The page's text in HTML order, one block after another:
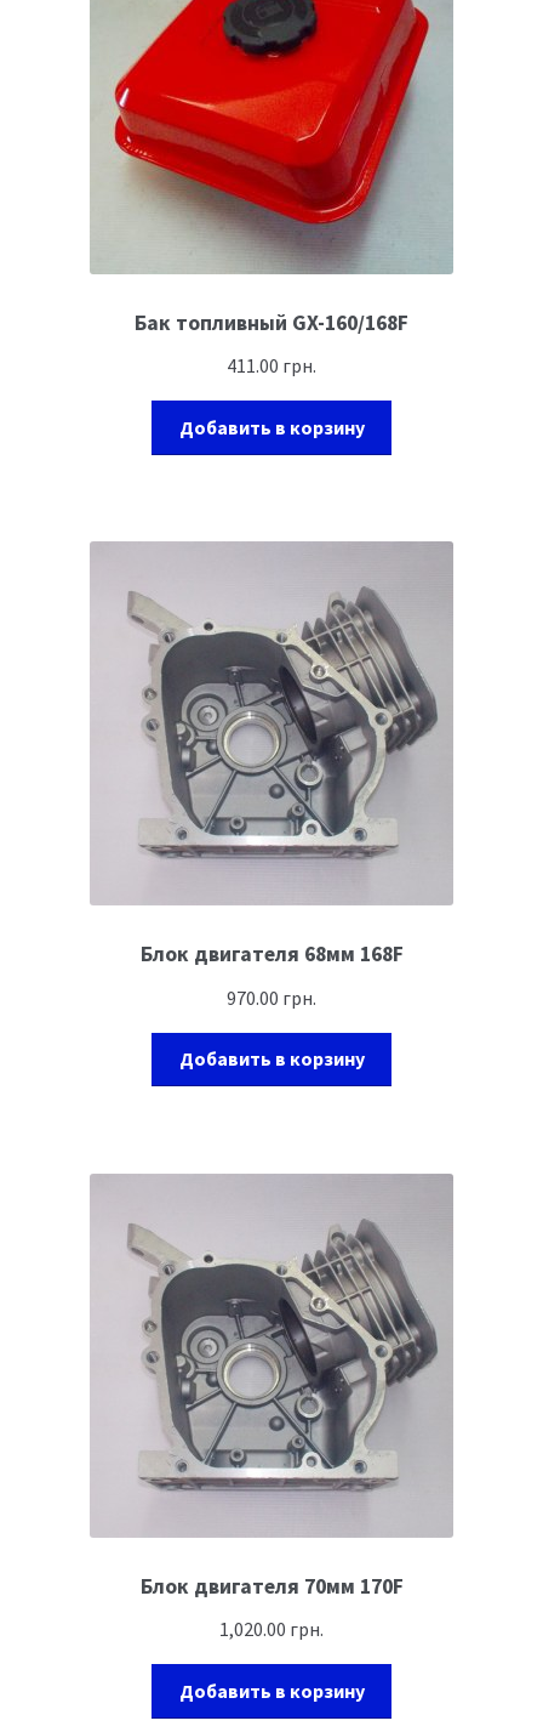
Ремонт оборудования и инструмента
Бак топливный GX-160/168F
411.00 грн.
Добавить в корзину
Блок двигателя 68мм 168F
970.00 грн.
Добавить в корзину
Блок двигателя 70мм 170F
1,020.00 грн.
Добавить в корзину